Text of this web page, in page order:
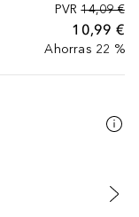
PVR 14,09 €
10,99 €
Ahorras 22 %